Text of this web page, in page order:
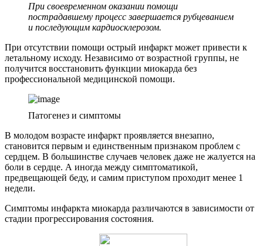
При своевременном оказании помощи
пострадавшему процесс завершается рубцеванием
и последующим кардиосклерозом.
При отсутствии помощи острый инфаркт может привести к
летальному исходу. Независимо от возрастной группы, не
получится восстановить функции миокарда без
профессиональной медицинской помощи.
Патогенез и симптомы
В молодом возрасте инфаркт проявляется внезапно,
становится первым и единственным признаком проблем с
сердцем. В большинстве случаев человек даже не жалуется на
боли в сердце. А иногда между симптоматикой,
предвещающей беду, и самим приступом проходит менее 1
недели.
Симптомы инфаркта миокарда различаются в зависимости от
стадии прогрессирования состояния.